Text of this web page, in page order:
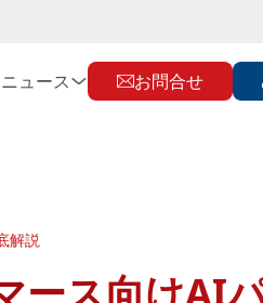
ニュース お問合せ
解説